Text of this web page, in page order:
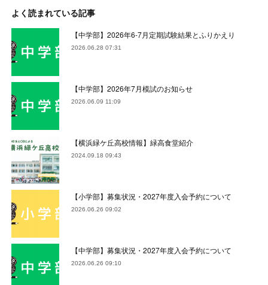
よく読まれている記事
【中学部】2026年6-7月定期試験結果とふりかえり
2026.06.28 07:31
【中学部】2026年7月模試のお知らせ
2026.06.09 11:09
【横浜緑ケ丘高校情報】緑高食堂紹介
2024.09.18 09:43
【小学部】募集状況・2027年度入会予約について
2026.06.26 09:02
【中学部】募集状況・2027年度入会予約について
2026.06.26 09:10